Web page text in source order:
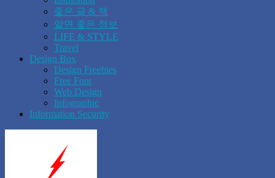
좋은 글 & 책
알면 좋은 정보
LIFE & STYLE
Travel
Design Box
Design Freebies
Free Font
Web Design
Infographic
Information Security